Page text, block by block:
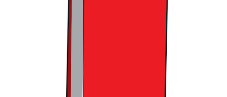
뉴스레터로, ‘사고파는 모든 것’에 대한 이야기를
다룹니다. 매주 수요일 아침, 가장 신선한 트렌드를
선별하여, 업계 전문가의 실질적인 인사이트와 함
께 메일함으로 전해 드릴게요.
트렌드라이트 구독하기